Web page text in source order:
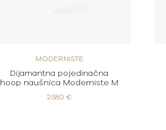
MODERNISTE
Dijamantna pojedinačna
hoop naušnica Moderniste M
2.580 €